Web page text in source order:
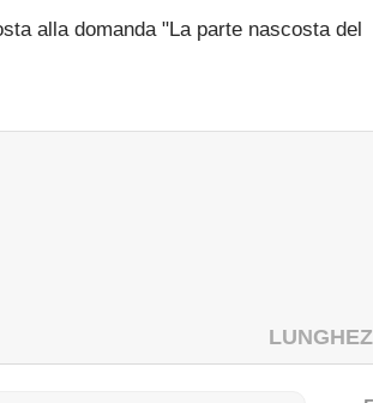
alla domanda "La parte nascosta del